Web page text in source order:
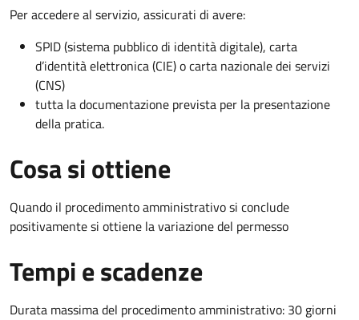
Per accedere al servizio, assicurati di avere:
SPID (sistema pubblico di identità digitale), carta
d’identità elettronica (CIE) o carta nazionale dei servizi
(CNS)
tutta la documentazione prevista per la presentazione
della pratica.
Cosa si ottiene
Quando il procedimento amministrativo si conclude
positivamente si ottiene la variazione del permesso
Tempi e scadenze
Durata massima del procedimento amministrativo: 30 giorni